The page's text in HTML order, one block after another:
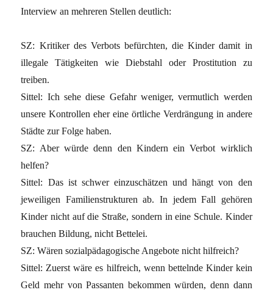
Interview an mehreren Stellen deutlich:
SZ: Kritiker des Verbots befürchten, die Kinder damit in
illegale Tätigkeiten wie Diebstahl oder Prostitution zu
treiben.
Sittel: Ich sehe diese Gefahr weniger, vermutlich werden
unsere Kontrollen eher eine örtliche Verdrängung in andere
Städte zur Folge haben.
SZ: Aber würde denn den Kindern ein Verbot wirklich
helfen?
Sittel: Das ist schwer einzuschätzen und hängt von den
jeweiligen Familienstrukturen ab. In jedem Fall gehören
Kinder nicht auf die Straße, sondern in eine Schule. Kinder
brauchen Bildung, nicht Bettelei.
SZ: Wären sozialpädagogische Angebote nicht hilfreich?
Sittel: Zuerst wäre es hilfreich, wenn bettelnde Kinder kein
Geld mehr von Passanten bekommen würden, denn dann